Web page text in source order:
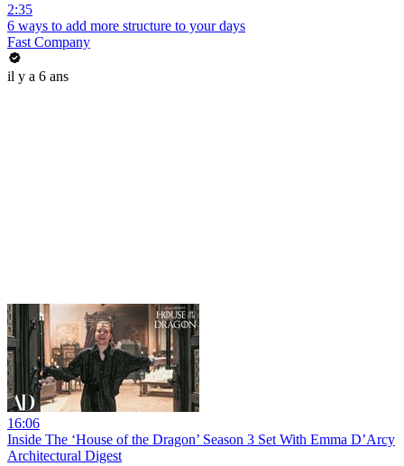
2:35
6 ways to add more structure to your days
Fast Company
il y a 6 ans
16:06
Inside The ‘House of the Dragon’ Season 3 Set With Emma D’Arcy
Architectural Digest